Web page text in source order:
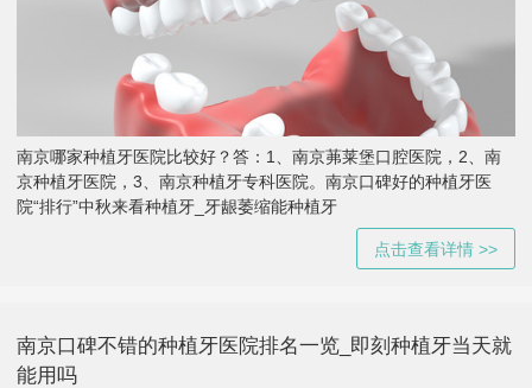
南京哪家种植牙医院比较好？答：1、南京茀莱堡口腔医院，2、南
京种植牙医院，3、南京种植牙专科医院。南京口碑好的种植牙医
院“排行”中秋来看种植牙_牙龈萎缩能种植牙
点击查看详情 >>
南京口碑不错的种植牙医院排名一览_即刻种植牙当天就
能用吗